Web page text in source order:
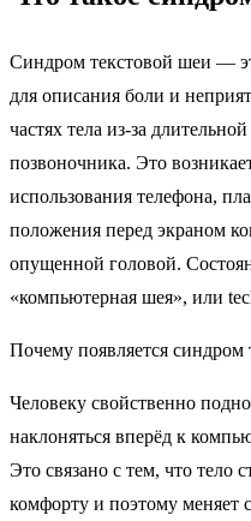
Синдром текстовой шеи —
для описания боли и
частях тела из-за
позвоночника. Это
использования телефона,
положения перед экраном
опущенной головой.
«компьютерная шея», или
Почему появляется синдром
Человеку свойственно
наклоняться вперёд к
Это связано с тем, что тело
комфорту и поэтому меняет